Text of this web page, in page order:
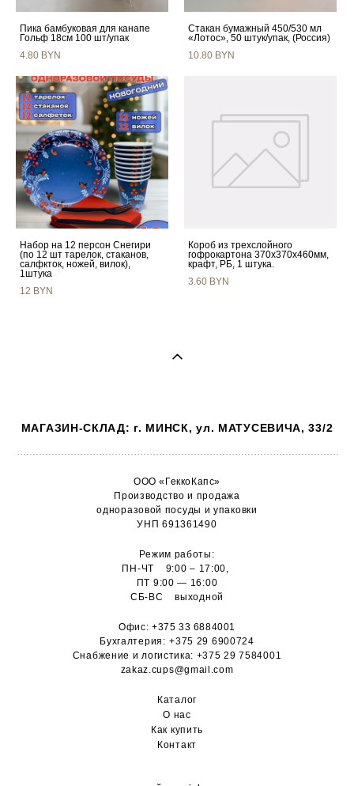
Пика бамбуковая для канапе
Гольф 18см 100 шт/упак
4.80 BYN
Стакан бумажный 450/530 мл
«Лотос», 50 штук/упак, (Россия)
10.80 BYN
Набор на 12 персон Снегири
(по 12 шт тарелок, стаканов,
салфкток, ножей, вилок),
1штука
12 BYN
Короб из трехслойного
гофрокартона 370х370х460мм,
крафт, РБ, 1 штука.
3.60 BYN
МАГАЗИН-СКЛАД: г. МИНСК, ул. МАТУСЕВИЧА, 33/2
ООО «ГеккоКапс»
Производство и продажа
одноразовой посуды и упаковки
УНП 691361490
Режим работы:
ПН-ЧТ 9:00 – 17:00,
ПТ 9:00 — 16:00
СБ-ВС выходной
Офис:+375 33 6884001
Бухгалтерия: +375 29 6900724
Снабжение и логистика: +375 29 7584001
zakaz.cups@gmail.com
Каталог
О нас
Как купить
Контакт